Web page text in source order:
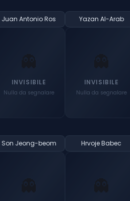
Juan Antonio Ros
INVISIBILE
Nulla da segnalare
Yazan Al-Arab
INVISIBILE
Nulla da segnalare
Son Jeong-beom Hrvoje Babec